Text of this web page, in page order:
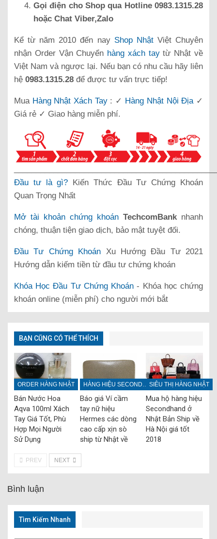
Gọi điện cho Shop qua Hotline 0983.1315.28
hoặc Chat Viber,Zalo
Kể từ năm 2010 đến nay Shop NhậtViệt Chuyên
nhận Order Vận Chuyển hàng xách taytừ Nhật về
Việt Nam và ngược lại. Nếu bạn có nhu cầu hãy liên
hệ 0983.1315.28 để được tư vấn trực tiếp!
Mua Hàng Nhật Xách Tay: ✓ Hàng Nhật Nội Địa✓
Giá rẻ ✓ Giao hàng miễn phí.
Đầu tư là gì? Kiến Thức Đầu Tư Chứng Khoán
Quan Trọng Nhất
Mở tài khoản chứng khoán TechcomBank nhanh
chóng, thuận tiện giao dịch, bảo mật tuyệt đối.
Đầu Tư Chứng Khoán Xu Hướng Đầu Tư 2021
Hướng dẫn kiếm tiền từ đầu tư chứng khoán
Khóa Học Đầu Tư Chứng Khoán - Khóa học chứng
khoán online (miễn phí) cho người mới bắt
BẠN CŨNG CÓ THỂ THÍCH
ORDER HÀNG NHẬT
Bán Nước Hoa
Aqva 100ml Xách
Tay Giá Tốt, Phù
Hợp Mọi Người
Sử Dụng
HÀNG HIỆU SECONDHAND
Báo giá Ví cầm
tay nữ hiệu
Hermes các dòng
cao cấp xịn sò
ship từ Nhật về
SIÊU THỊ HÀNG NHẬT
Mua hộ hàng hiệu
Secondhand ở
Nhật Bản Ship về
Hà Nội giá tốt
2018
PREV NEXT
Bình luận
Tìm Kiếm Nhanh